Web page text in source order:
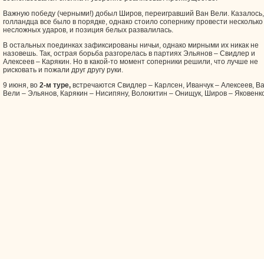
Важную победу (черными!) добыл Широв, переигравший Ван Вели.
голландца все было в порядке, однако стоило сопернику провести несколько
несложных ударов, и позиция белых развалилась.
В остальных поединках зафиксированы ничьи, однако мирными их никак не
назовешь. Так, острая борьба разгорелась в партиях Эльянов – Свидлер и
Алексеев – Карякин. Но в какой-то момент соперники решили, что лучше не
рисковать и пожали друг другу руки.
9 июня, во 2-м туре, встречаются Свидлер – Карлсен, Иванчук – Алексеев,
Вели – Эльянов, Карякин – Нисипяну, Волокитин – Онищук, Широв –